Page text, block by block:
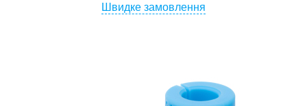
Швидке замовлення